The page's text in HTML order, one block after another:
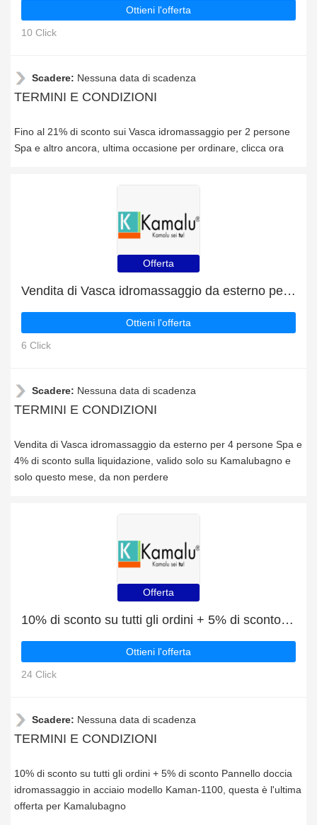
Ottieni l'offerta
10 Click
Scadere: Nessuna data di scadenza
TERMINI E CONDIZIONI
Fino al 21% di sconto sui Vasca idromassaggio per 2 persone
Spa e altro ancora, ultima occasione per ordinare, clicca ora
Offerta
Vendita di Vasca idromassaggio da esterno per 4 persone Spa e 4% di sconto sulla liquidazione
Ottieni l'offerta
6 Click
Scadere: Nessuna data di scadenza
TERMINI E CONDIZIONI
Vendita di Vasca idromassaggio da esterno per 4 persone Spa e
4% di sconto sulla liquidazione, valido solo su Kamalubagno e
solo questo mese, da non perdere
Offerta
10% di sconto su tutti gli ordini + 5% di sconto Pannello doccia idromassaggio in acciaio modello Kaman-1100
Ottieni l'offerta
24 Click
Scadere: Nessuna data di scadenza
TERMINI E CONDIZIONI
10% di sconto su tutti gli ordini + 5% di sconto Pannello doccia
idromassaggio in acciaio modello Kaman-1100, questa è l'ultima
offerta per Kamalubagno